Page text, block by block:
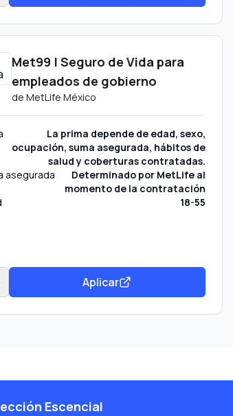
Met99 | Seguro de Vida para
empleados de gobierno
de MetLife México
La prima depende de edad, sexo,
ocupación, suma asegurada, hábitos de
salud y coberturas contratadas.
asegurada
Determinado por MetLife al
momento de la contratación
18-55
Aplicar
Escencial